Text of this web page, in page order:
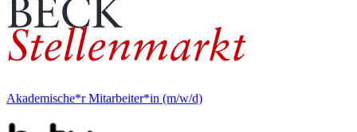
Akademische*r Mitarbeiter*in (m/w/d)